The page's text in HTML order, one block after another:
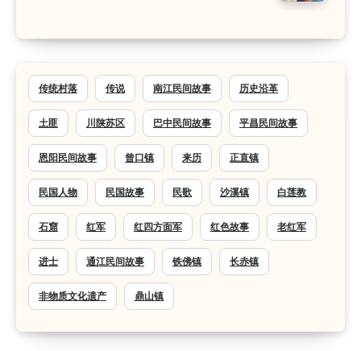
传统村落 传说 南江民间故事 历史沿革
土匪 川陕苏区 巴中民间故事 平昌民间故事
恩阳民间故事 曾口镇 来历 正直镇
民国人物 民国故事 民歌 沙溪镇 白莲教
石窟 红军 红四方面军 红色故事 老红军
进士 通江民间故事 铁佛镇 长赤镇
非物质文化遗产 鼎山镇